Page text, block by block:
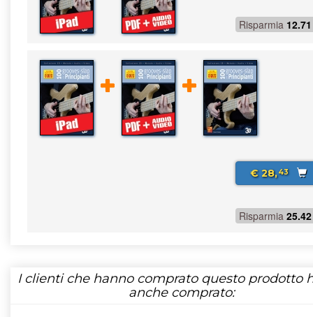
Risparmia 12.71
€ 28,43
Risparmia 25.42
I clienti che hanno comprato questo prodotto
anche comprato: